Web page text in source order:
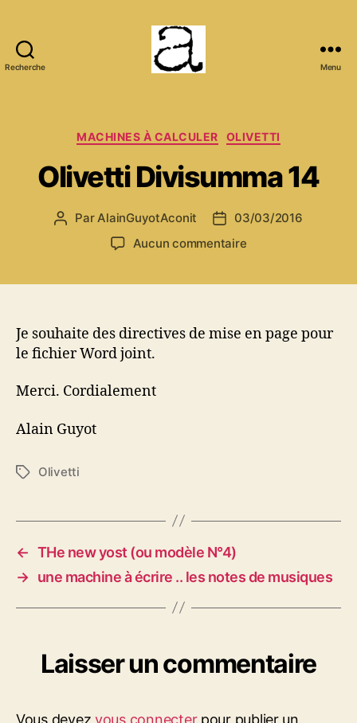
Recherche Menu
Catégories
MACHINES À CALCULER OLIVETTI
Olivetti Divisumma 14
Auteur
Par AlainGuyotAconit
Date
de
03/03/2016
Aucun commentairesur
Je souhaite des directives de mise en page pour
le fichier Word joint.
Merci. Cordialement
Alain Guyot
Étiquettes
Olivetti
← THe new yost (ou modèle N°4)
→ une machine à écrire .. les notes de musiques
Laisser un commentaire
Vous devezvous connecterpour publier un